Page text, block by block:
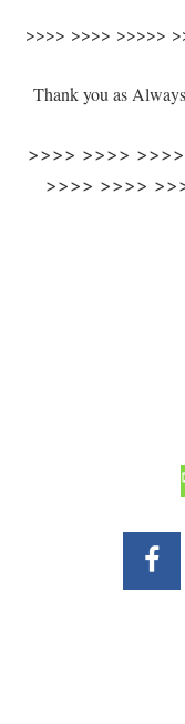
>>>> >>>> >>>>>
Thank you as
>>>> >>>>
>>>> >>>>